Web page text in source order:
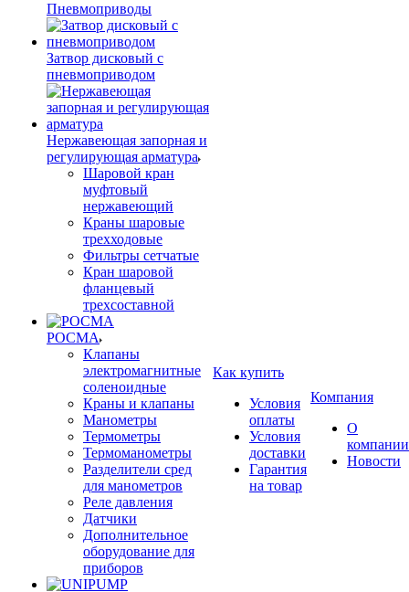
Пневмоприводы
Затвор дисковый с
пневмоприводом
Нержавеющая запорная и
регулирующая арматура
Шаровой кран
муфтовый
нержавеющий
Краны шаровые
трехходовые
Фильтры сетчатые
Кран шаровой
фланцевый
трехсоставной
РОСМА
Клапаны
электромагнитные
соленоидные
Краны и клапаны
Манометры
Термометры
Термоманометры
Разделители сред
для манометров
Реле давления
Датчики
Дополнительное
оборудование для
приборов
Как купить
Условия
оплаты
Условия
доставки
Гарантия
на товар
Компания
О
компании
Новости